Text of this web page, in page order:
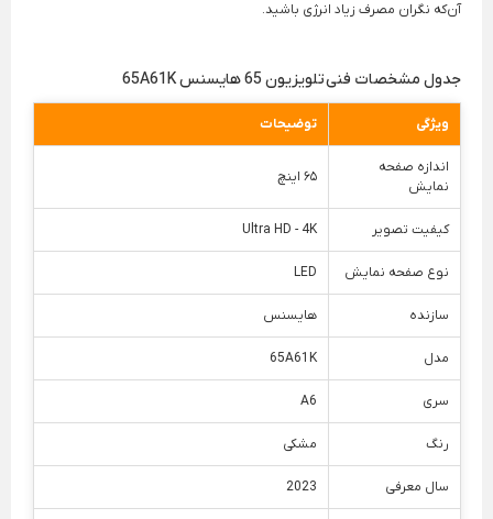
آن‌که نگران مصرف زیاد انرژی باشید.
جدول مشخصات فنی تلویزیون 65 هایسنس 65A61K
ویژگی توضیحات
اندازه صفحه
نمایش
۶۵ اینچ
کیفیت تصویر Ultra HD - 4K
نوع صفحه نمایش LED
سازنده هایسنس
مدل 65A61K
سری A6
رنگ مشکی
سال معرفی 2023